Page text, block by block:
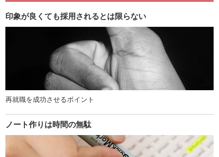
印象が良くても採用されるとは限らない
再就職を成功させるポイント
ノート作りは時間の無駄